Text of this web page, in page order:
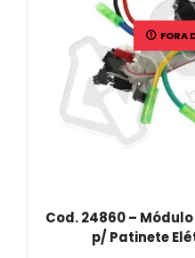
FORA
Cod. 24860 –
p/ Patinete